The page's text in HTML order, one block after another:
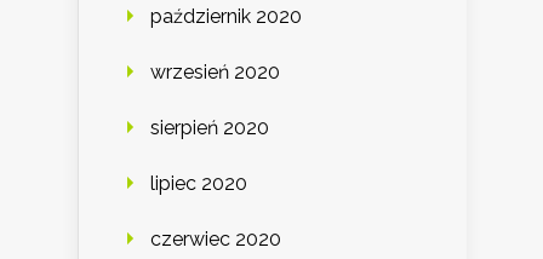
październik 2020
wrzesień 2020
sierpień 2020
lipiec 2020
czerwiec 2020